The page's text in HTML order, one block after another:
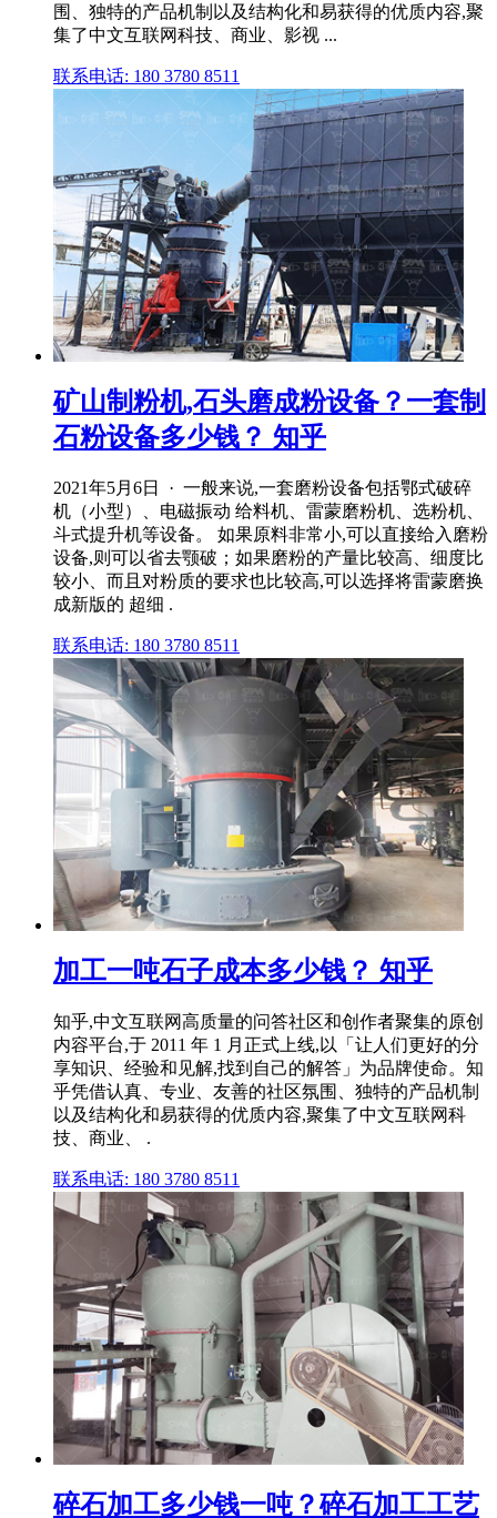
围、独特的产品机制以及结构化和易获得的优质内容,聚
集了中文互联网科技、商业、影视 ...
联系电话: 180 3780 8511
矿山制粉机,石头磨成粉设备？一套制
石粉设备多少钱？ 知乎
2021年5月6日 · 一般来说,一套磨粉设备包括鄂式破碎
机（小型）、电磁振动 给料机、雷蒙磨粉机、选粉机、
斗式提升机等设备。 如果原料非常小,可以直接给入磨粉
设备,则可以省去颚破；如果磨粉的产量比较高、细度比
较小、而且对粉质的要求也比较高,可以选择将雷蒙磨换
成新版的 超细 .
联系电话: 180 3780 8511
加工一吨石子成本多少钱？ 知乎
知乎,中文互联网高质量的问答社区和创作者聚集的原创
内容平台,于 2011 年 1 月正式上线,以「让人们更好的分
享知识、经验和见解,找到自己的解答」为品牌使命。知
乎凭借认真、专业、友善的社区氛围、独特的产品机制
以及结构化和易获得的优质内容,聚集了中文互联网科
技、商业、 .
联系电话: 180 3780 8511
碎石加工多少钱一吨？碎石加工工艺